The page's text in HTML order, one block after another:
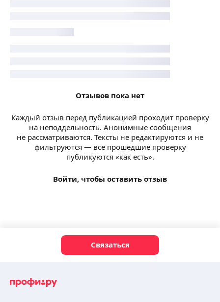
Отзывов пока нет
Каждый отзыв перед публикацией проходит проверку
на неподдельность. Анонимные сообщения
не рассматриваются. Тексты не редактируются и не
фильтруются — все прошедшие проверку
публикуются «как есть».
Войти, чтобы оставить отзыв
Связаться